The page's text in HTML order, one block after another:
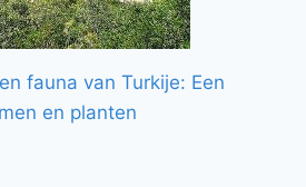
fauna van Turkije: Een
en planten